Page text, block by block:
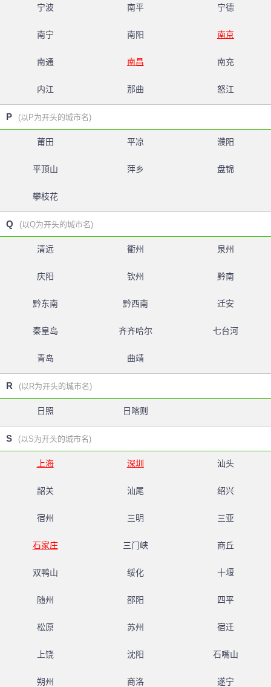
宁波 南平 宁德
南宁 南阳 南京
南通 南昌 南充
内江 那曲 怒江
P (以P为开头的城市名)
莆田 平凉 濮阳
平顶山 萍乡 盘锦
攀枝花
Q (以Q为开头的城市名)
清远 衢州 泉州
庆阳 钦州 黔南
黔东南 黔西南 迁安
秦皇岛 齐齐哈尔 七台河
青岛 曲靖
R (以R为开头的城市名)
日照 日喀则
S (以S为开头的城市名)
上海 深圳 汕头
韶关 汕尾 绍兴
宿州 三明 三亚
石家庄 三门峡 商丘
双鸭山 绥化 十堰
随州 邵阳 四平
松原 苏州 宿迁
上饶 沈阳 石嘴山
朔州 商洛 遂宁